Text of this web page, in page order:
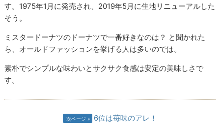
す。1975年1月に発売され、2019年5月に生地リニューアルした
そう。
ミスタードーナツのドーナツで一番好きなのは？ と聞かれた
ら、オールドファッションを挙げる人は多いのでは。
素朴でシンプルな味わいとサクサク食感は安定の美味しさで
す。
次ページ 6位は苺味のアレ！